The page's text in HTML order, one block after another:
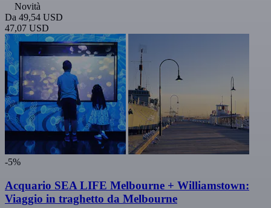
Novità
Da 49,54 USD
47,07 USD
-5%
Acquario SEA LIFE Melbourne + Williamstown:
Viaggio in traghetto da Melbourne